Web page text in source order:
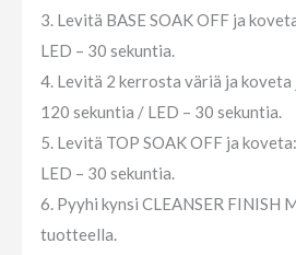
3. Levitä BASE SOAK OFF ja
LED – 30 sekuntia.
4. Levitä 2 kerrosta väriä ja koveta
120 sekuntia / LED – 30 sekuntia.
5. Levitä TOP SOAK OFF ja
LED – 30 sekuntia.
6. Pyyhi kynsi CLEANSER FINISH
tuotteella.